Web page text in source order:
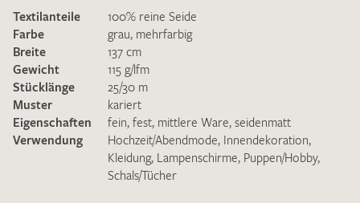
Ich bin damit einverstanden, dass meine angegebenen Daten
Textilanteile
100% reine Seide
Farbe
grau, mehrfarbig
Breite
137 cm
Gewicht
115 g/lfm
Stücklänge
25/30 m
Muster
kariert
Eigenschaften
fein, fest, mittlere Ware, seidenmatt
Verwendung
Hochzeit/Abendmode, Innendekoration,
Kleidung, Lampenschirme, Puppen/Hobby,
Schals/Tücher